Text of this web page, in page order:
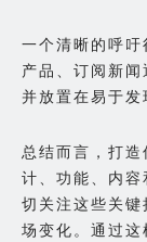
一个清晰的呼
产品、订阅新闻
并放置在易于发
总结而言，打
计、功能、内
切关注这些关
场变化。通过这